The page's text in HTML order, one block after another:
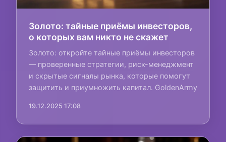
Золото: тайные приёмы инвесторов,
о которых вам никто не скажет
Золото: откройте тайные приёмы инвесторов
— проверенные стратегии, риск-менеджмент
и скрытые сигналы рынка, которые помогут
защитить и приумножить капитал. GoldenArmy
19.12.2025 17:08